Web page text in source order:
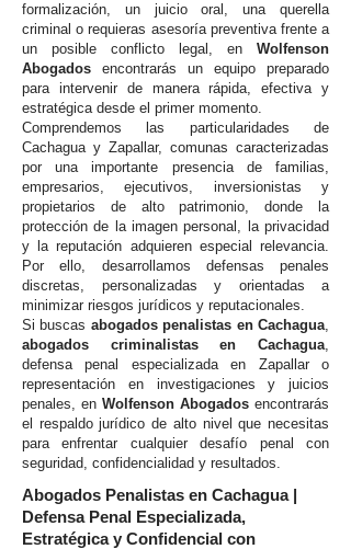
formalización, un juicio oral, una querella
criminal o requieras asesoría preventiva frente a
un posible conflicto legal, en Wolfenson
Abogados encontrarás un equipo preparado
para intervenir de manera rápida, efectiva y
estratégica desde el primer momento.
Comprendemos las particularidades de
Cachagua y Zapallar, comunas caracterizadas
por una importante presencia de familias,
empresarios, ejecutivos, inversionistas y
propietarios de alto patrimonio, donde la
protección de la imagen personal, la privacidad
y la reputación adquieren especial relevancia.
Por ello, desarrollamos defensas penales
discretas, personalizadas y orientadas a
minimizar riesgos jurídicos y reputacionales.
Si buscas abogados penalistas en Cachagua,
abogados criminalistas en Cachagua,
defensa penal especializada en Zapallar o
representación en investigaciones y juicios
penales, en Wolfenson Abogados encontrarás
el respaldo jurídico de alto nivel que necesitas
para enfrentar cualquier desafío penal con
seguridad, confidencialidad y resultados.
Abogados Penalistas en Cachagua |
Defensa Penal Especializada,
Estratégica y Confidencial con